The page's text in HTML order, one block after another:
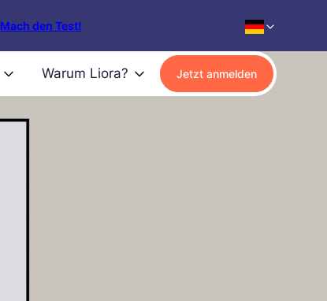
Mach den Test!
Warum Liora? Jetzt anmelden